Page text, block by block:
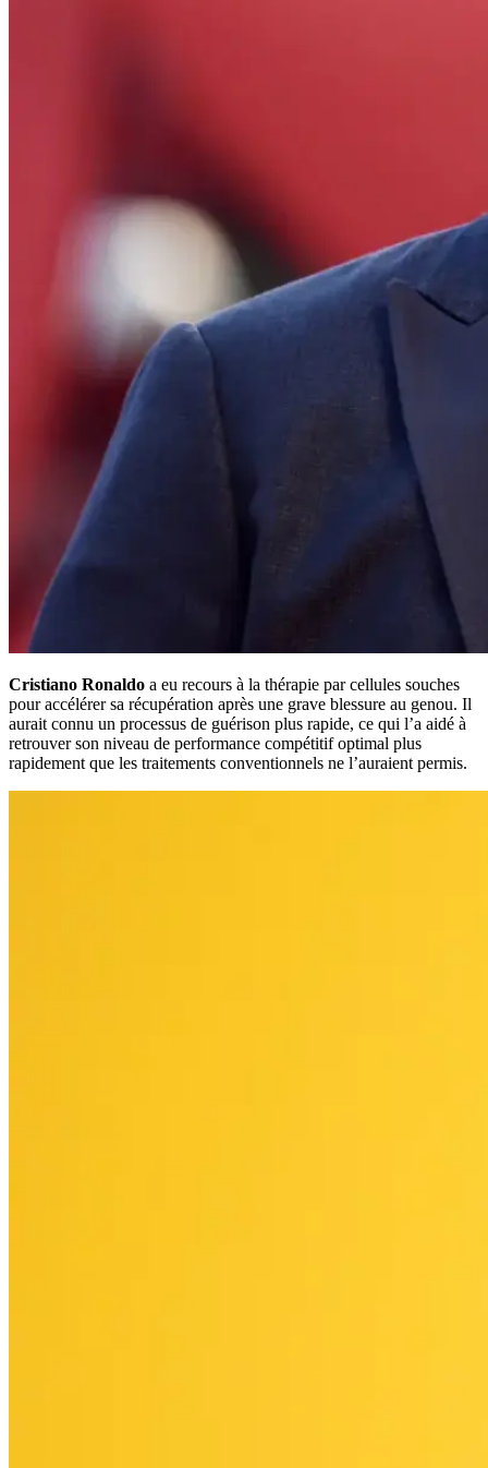
Cristiano Ronaldo a eu recours à la thérapie par cellules souches
pour accélérer sa récupération après une grave blessure au genou. Il
aurait connu un processus de guérison plus rapide, ce qui l’a aidé à
retrouver son niveau de performance compétitif optimal plus
rapidement que les traitements conventionnels ne l’auraient permis.